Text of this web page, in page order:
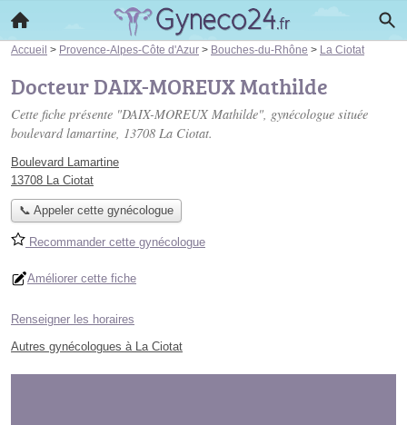
Accueil > Provence-Alpes-Côte d'Azur > Bouches-du-Rhône > La Ciotat
Docteur DAIX-MOREUX Mathilde
Cette fiche présente "DAIX-MOREUX Mathilde", gynécologue située
boulevard lamartine, 13708 La Ciotat.
Boulevard Lamartine
13708 La Ciotat
📞 Appeler cette gynécologue
Recommander cette gynécologue
Améliorer cette fiche
Renseigner les horaires
Autres gynécologues à La Ciotat